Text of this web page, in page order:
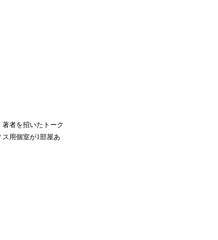
者を招いたトーク
用個室が1部屋あ